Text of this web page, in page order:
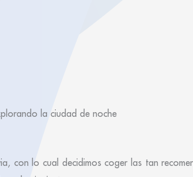
la ciudad de noche
con lo cual decidimos coger las tan